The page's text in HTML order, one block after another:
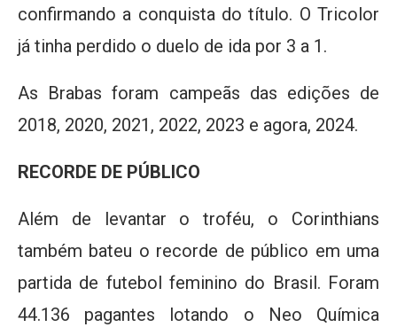
confirmando a conquista do título. O Tricolor
já tinha perdido o duelo de ida por 3 a 1.
As Brabas foram campeãs das edições de
2018, 2020, 2021, 2022, 2023 e agora, 2024.
RECORDE DE PÚBLICO
Além de levantar o troféu, o Corinthians
também bateu o recorde de público em uma
partida de futebol feminino do Brasil. Foram
44.136 pagantes lotando o Neo Química